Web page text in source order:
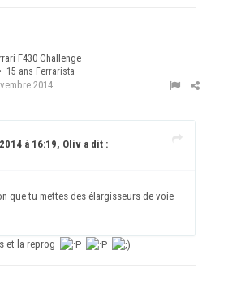
F430 Challenge
15 ans Ferrarista
2014
à 16:19, Oliv a dit :
que tu mettes des élargisseurs de voie
et la reprog